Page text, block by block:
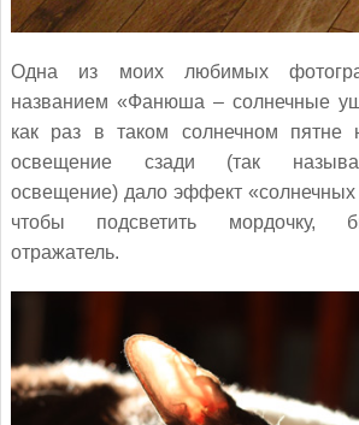
Одна из моих любимых
названием «Фанюша – солнечные
как раз в таком солнечном пятне
освещение сзади (так
освещение) дало эффект
чтобы подсветить мордочку,
отражатель.